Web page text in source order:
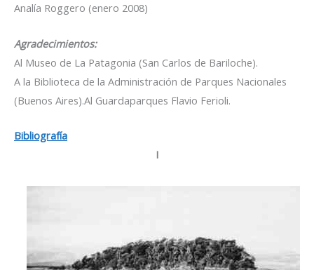
Analía Roggero (enero 2008)
Agradecimientos:
Al Museo de La Patagonia (San Carlos de Bariloche).
A la Biblioteca de la Administración de Parques Nacionales
(Buenos Aires).Al Guardaparques Flavio Ferioli.
Bibliografía
I